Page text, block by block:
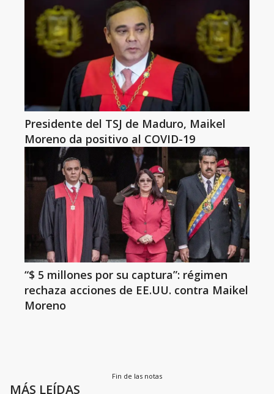
Presidente del TSJ de Maduro, Maikel
Moreno da positivo al COVID-19
“$ 5 millones por su captura”: régimen
rechaza acciones de EE.UU. contra Maikel
Moreno
Fin de las notas
MÁS LEÍDAS